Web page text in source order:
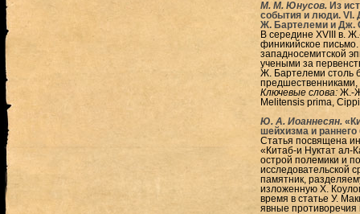
М. М. Юнусов. Из
события и люди. VI.
Ж. Бартелеми и Дж.
В середине XVIII в.
финикийское
западносемитской
учеными за
Ж. Бартелеми столь
Ключевые слова: Ж.-
Melitensis prima,
Ю. А. Иоаннесян.
шейхизма и
Статья посвящена
«Китаб-и Нуктат ал-
острой полемики и
исследовательской
памятник,
изложенную Х.
время в статье У.
явные противоречия